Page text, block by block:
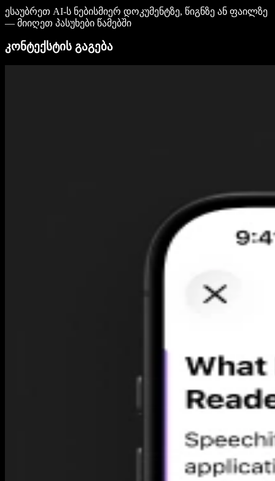
ესაუბრეთ AI-ს ნებისმიერ დოკუმენტზე, წიგნზე ან ფაილზე
— მიიღეთ პასუხები წამებში
კონტექსტის გაგება